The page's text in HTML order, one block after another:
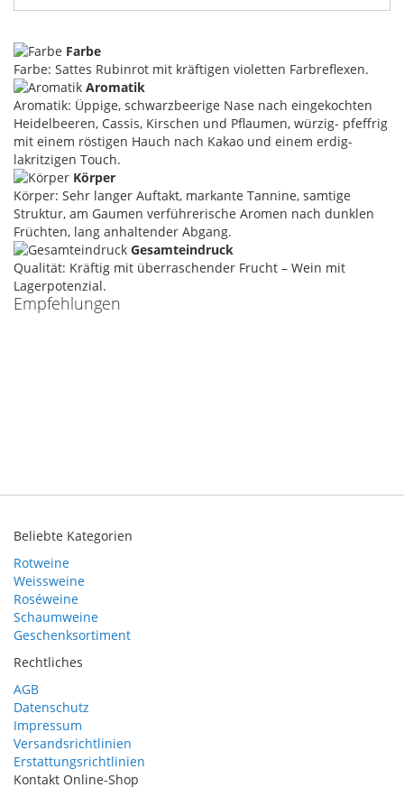
Farbe
Farbe: Sattes Rubinrot mit kräftigen violetten Farbreflexen.
Aromatik
Aromatik: Üppige, schwarzbeerige Nase nach eingekochten
Heidelbeeren, Cassis, Kirschen und Pflaumen, würzig- pfeffrig
mit einem röstigen Hauch nach Kakao und einem erdig-
lakritzigen Touch.
Körper
Körper: Sehr langer Auftakt, markante Tannine, samtige
Struktur, am Gaumen verführerische Aromen nach dunklen
Früchten, lang anhaltender Abgang.
Gesamteindruck
Qualität: Kräftig mit überraschender Frucht – Wein mit
Lagerpotenzial.
Empfehlungen
Beliebte Kategorien
Rotweine
Weissweine
Roséweine
Schaumweine
Geschenksortiment
Rechtliches
AGB
Datenschutz
Impressum
Versandsrichtlinien
Erstattungsrichtlinien
Kontakt Online-Shop